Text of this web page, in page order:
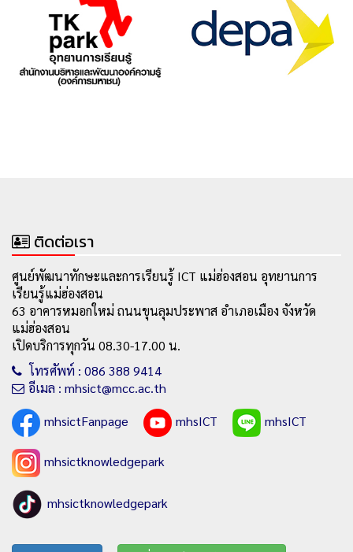
ติดต่อเรา
ศูนย์พัฒนาทักษะและการเรียนรู้ ICT แม่ฮ่องสอน อุทยานการ
เรียนรู้แม่ฮ่องสอน
63 อาคารหมอกใหม่ ถนนขุนลุมประพาส อำเภอเมือง จังหวัด
แม่ฮ่องสอน
เปิดบริการทุกวัน 08.30-17.00 น.
โทรศัพท์ : 086 388 9414
อีเมล : mhsict@mcc.ac.th
mhsictFanpage
mhsICT mhsICT
mhsictknowledgepark
mhsictknowledgepark